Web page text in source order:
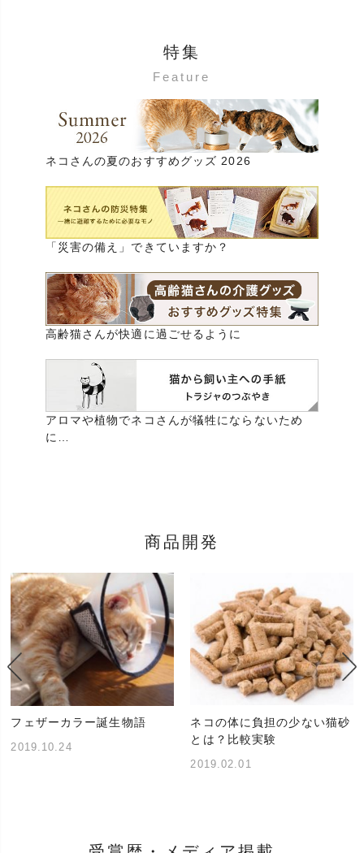
特集
Feature
ネコさんの夏のおすすめグッズ 2026
「災害の備え」できていますか？
高齢猫さんが快適に過ごせるように
アロマや植物でネコさんが犠牲にならないため
に…
商品開発
フェザーカラー誕生物語
2019.10.24
ネコの体に負担の少ない猫砂
とは？比較実験
2019.02.01